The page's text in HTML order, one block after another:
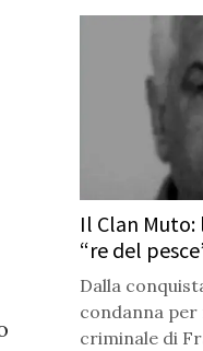
Il Clan Muto:
“re del
Dalla
condanna per
criminale di